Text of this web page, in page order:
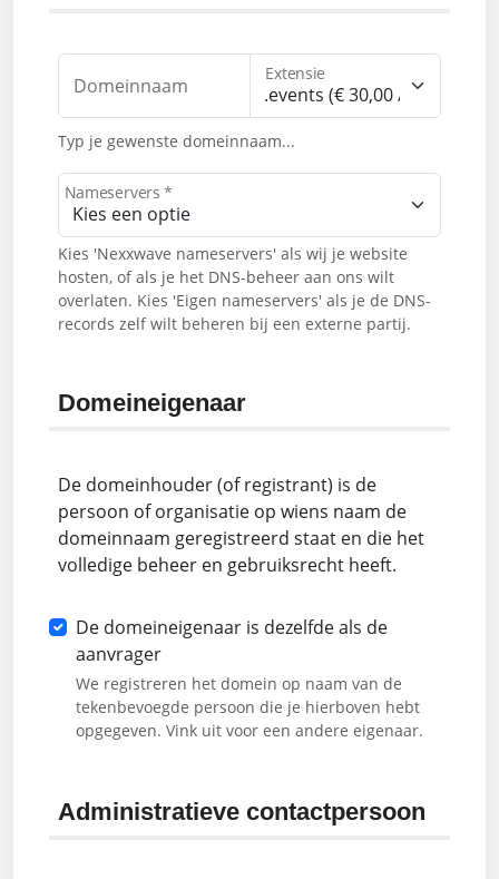
Domeinnaam
Extensie
Typ je gewenste domeinnaam...
Nameservers *
Kies 'Nexxwave nameservers' als wij je website
hosten, of als je het DNS-beheer aan ons wilt
overlaten. Kies 'Eigen nameservers' als je de DNS-
records zelf wilt beheren bij een externe partij.
Domeineigenaar
De domeinhouder (of registrant) is de
persoon of organisatie op wiens naam de
domeinnaam geregistreerd staat en die het
volledige beheer en gebruiksrecht heeft.
De domeineigenaar is dezelfde als de
aanvrager
We registreren het domein op naam van de
tekenbevoegde persoon die je hierboven hebt
opgegeven. Vink uit voor een andere eigenaar.
Administratieve contactpersoon